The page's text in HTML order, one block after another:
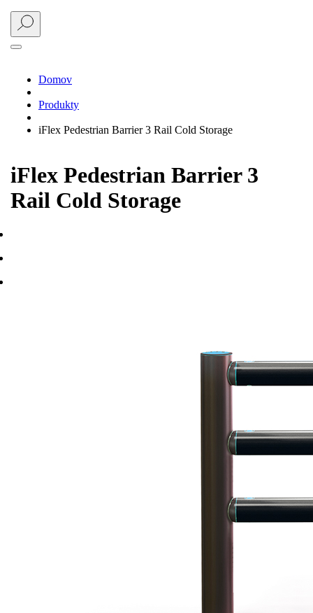
Domov
Produkty
iFlex Pedestrian Barrier 3 Rail Cold Storage
iFlex Pedestrian Barrier 3
Rail Cold Storage